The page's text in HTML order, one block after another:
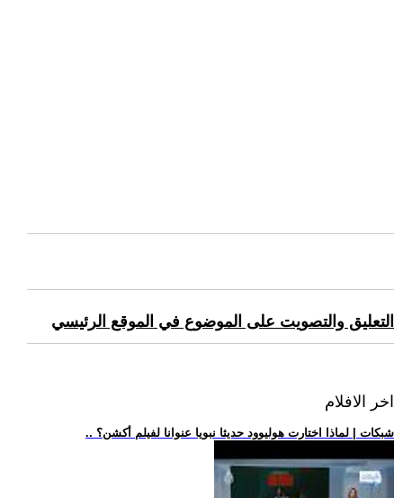
التعليق والتصويت على الموضوع في الموقع الرئيسي
اخر الافلام
.. شبكات | لماذا اختارت هوليوود حديثا نبويا عنوانا لفيلم أكشن؟